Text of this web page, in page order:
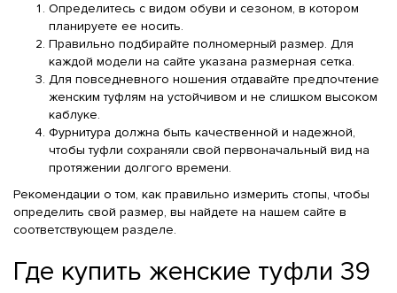
Определитесь с видом обуви и сезоном, в котором
планируете ее носить.
Правильно подбирайте полномерный размер. Для
каждой модели на сайте указана размерная сетка.
Для повседневного ношения отдавайте предпочтение
женским туфлям на устойчивом и не слишком высоком
каблуке.
Фурнитура должна быть качественной и надежной,
чтобы туфли сохраняли свой первоначальный вид на
протяжении долгого времени.
Рекомендации о том, как правильно измерить стопы, чтобы
определить свой размер, вы найдете на нашем сайте в
соответствующем разделе.
Где купить женские туфли 39